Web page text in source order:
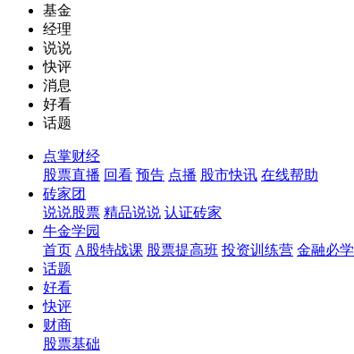
基金
经理
说说
快评
消息
好看
话题
点掌财经
股票直播 回看 预告 点播 股市快讯 在线帮助
砖家团
说说股票 精品说说 认证砖家
牛金学园
首页 A股特战课 股票提高班 投资训练营 金融必学
话题
好看
快评
财商
股票基础